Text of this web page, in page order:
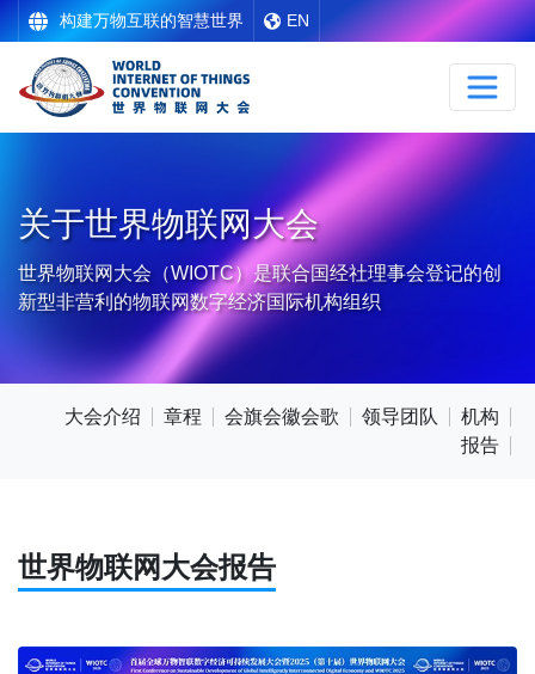
构建万物互联的智慧世界 EN
关于世界物联网大会
世界物联网大会（WIOTC）是联合国经社理事会登记的创
新型非营利的物联网数字经济国际机构组织
大会介绍 章程 会旗会徽会歌 领导团队
机构
报告
世界物联网大会报告